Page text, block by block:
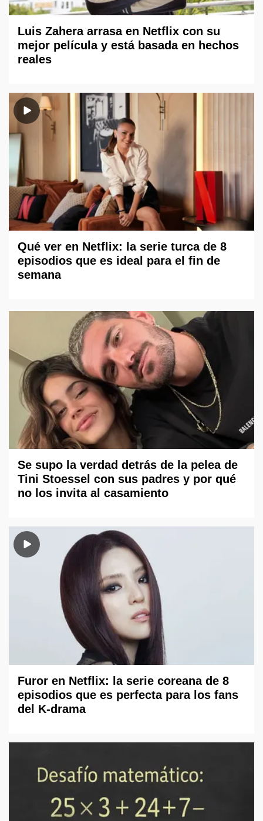
Luis Zahera arrasa en Netflix con su
mejor película y está basada en hechos
reales
Qué ver en Netflix: la serie turca de 8
episodios que es ideal para el fin de
semana
Se supo la verdad detrás de la pelea de
Tini Stoessel con sus padres y por qué
no los invita al casamiento
Furor en Netflix: la serie coreana de 8
episodios que es perfecta para los fans
del K-drama